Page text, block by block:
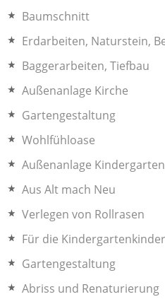
Baumschnitt
Erdarbeiten, Naturstein,
Baggerarbeiten, Tiefbau
Außenanlage Kirche
Gartengestaltung
Wohlfühloase
Außenanlage Kindergarten
Aus Alt mach Neu
Verlegen von Rollrasen
Für die Kindergartenkinder
Gartengestaltung
Abriss und Renaturierung